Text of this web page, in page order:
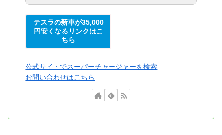
テスラの新車が35,000
円安くなるリンクはこ
ちら
公式サイトでスーパーチャージャーを検索
お問い合わせはこちら